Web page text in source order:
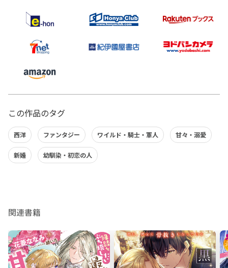
この作品のタグ
西洋 ファンタジー ワイルド・騎士・軍人 甘々・溺愛
新婚 幼馴染・初恋の人
関連書籍